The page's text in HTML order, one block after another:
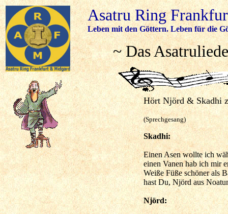
Asatru Ring
Leben mit den Göttern. Leben für die
~ Das
Hört Njörd & Skadhi
(Sprechgesang)
Skadhi:
Einen Asen wollte ich
einen Vanen hab ich mir
Weiße Füße schöner als
hast Du, Njörd aus
Njörd: